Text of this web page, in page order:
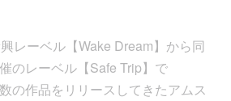
レーベル【Wake Dream】から同
のレーベル【Safe Trip】で
の作品をリリースしてきたアムス